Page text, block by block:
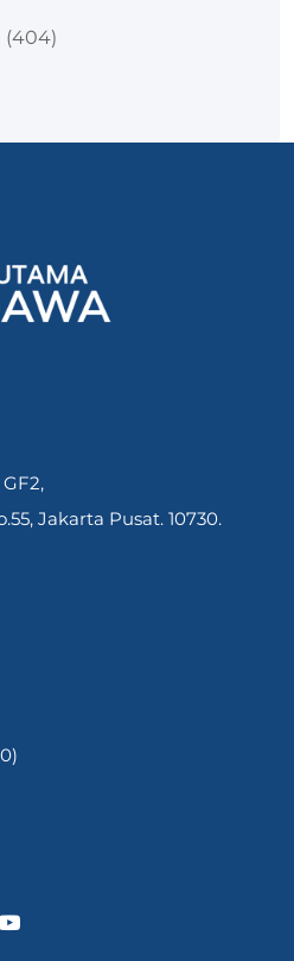
(404)
Jakarta Pusat. 10730.